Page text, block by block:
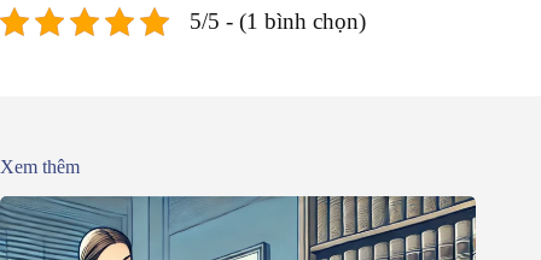
5/5 - (1 bình chọn)
Xem thêm